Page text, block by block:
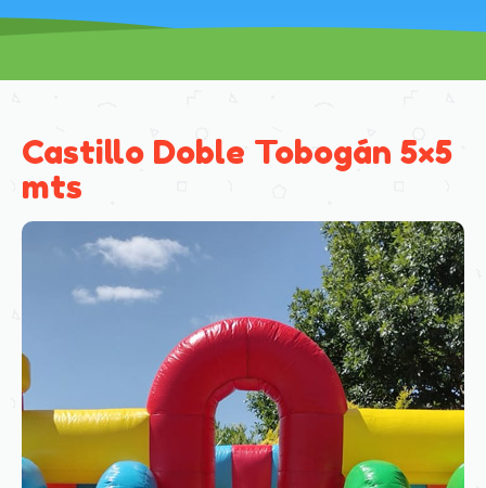
Castillo Doble Tobogán 5×5
mts